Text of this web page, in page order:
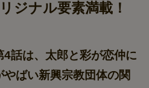
ジナル要素満載！
4話は、太郎と彩が恋仲に
ばい新興宗教団体の関